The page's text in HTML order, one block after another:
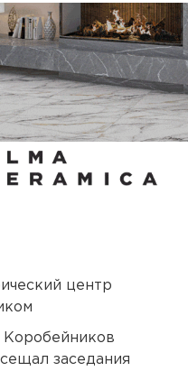
центр
Коробейников
заседания